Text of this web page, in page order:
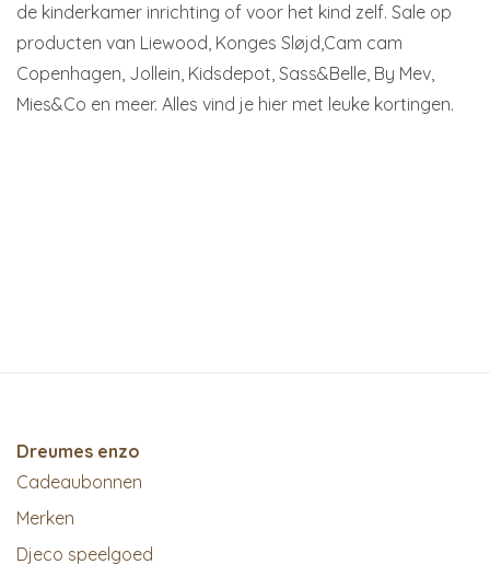
de kinderkamer inrichting of voor het kind zelf. Sale op
producten van Liewood, Konges Sløjd,Cam cam
Copenhagen, Jollein, Kidsdepot, Sass&Belle, By Mev,
Mies&Co en meer. Alles vind je hier met leuke kortingen.
Dreumes enzo
Cadeaubonnen
Merken
Djeco speelgoed